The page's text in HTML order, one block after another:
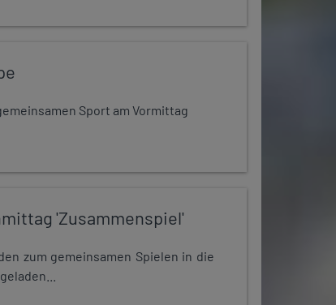
Sport am Vormittag
'Zusammenspiel'
zum gemeinsamen Spielen in die